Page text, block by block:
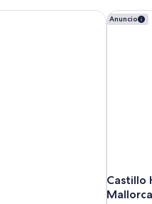
Anuncio
Castillo
Mallorca
Castillo